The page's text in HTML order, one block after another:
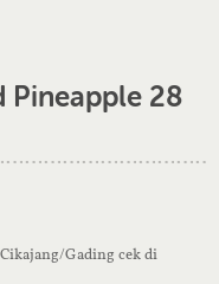
Pineapple 28
Gading cek di